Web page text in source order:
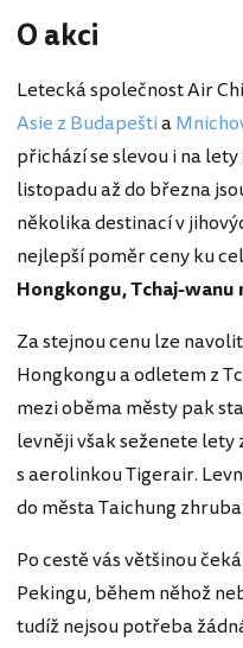
O akci
Letecká společnost Air
Asie z Budapeštia
přichází se slevou i na
listopadu až do března
několika destinací v
nejlepší poměr ceny ku
Hongkongu, Tchaj-wanu
Za stejnou cenu lze
Hongkongu a odletem z
mezi oběma městy pak
levněji však seženete
s aerolinkou Tigerair.
do města Taichung
Po cestě vás většinou
Pekingu, během něhož
tudíž nejsou potřeba